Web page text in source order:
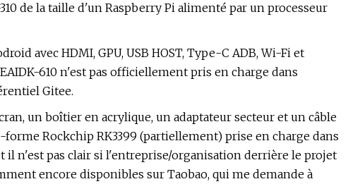
de la taille d'un Raspberry Pi alimenté par un processeur
avec HDMI, GPU, USB HOST, Type-C ADB, Wi-Fi et
610 n'est pas officiellement pris en charge dans
Gitee.
un boîtier en acrylique, un adaptateur secteur et un câble
Rockchip RK3399 (partiellement) prise en charge dans
il n'est pas clair si l'entreprise/organisation derrière le projet
encore disponibles sur Taobao, qui me demande à